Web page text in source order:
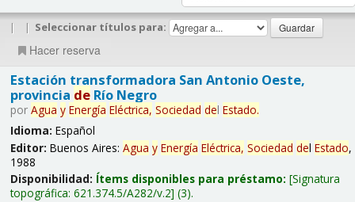
| | Seleccionar títulos para:
Hacer reserva
Estación transformadora San Antonio Oeste,
provincia deRío Negro
por Agua y Energía Eléctrica, Sociedad del Estado.
Idioma: Español
Editor: Buenos Aires: Agua y Energía Eléctrica, Sociedad del Estado,
1988
Disponibilidad: Ítems disponibles para préstamo: Signatura
topográfica: 621.374.5/A282/v.2 (3).